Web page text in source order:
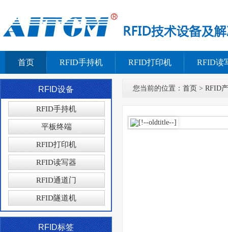
首页 RFID手持机 RFID打印机 RFID读
RFID设备
RFID手持机
平板终端
RFID打印机
RFID读写器
RFID通道门
RFID隧道机
RFID标签
您当前的位置： 首页 > RFID